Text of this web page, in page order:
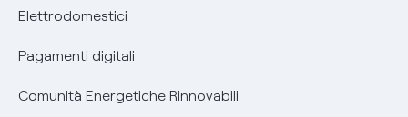
Elettrodomestici
Pagamenti digitali
Comunità Energetiche Rinnovabili